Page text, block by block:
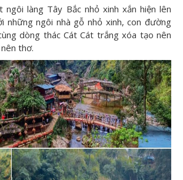
ngôi làng Tây Bắc nhỏ xinh xắn hiện lên
những ngôi nhà gỗ nhỏ xinh, con đường
dòng thác Cát Cát trắng xóa tạo nên
thơ.